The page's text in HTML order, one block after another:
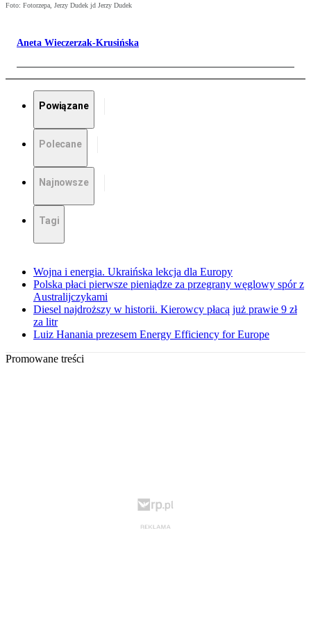
Foto: Fotorzepa, Jerzy Dudek jd Jerzy Dudek
Aneta Wieczerzak-Krusińska
Powiązane
Polecane
Najnowsze
Tagi
Wojna i energia. Ukraińska lekcja dla Europy
Polska płaci pierwsze pieniądze za przegrany węglowy spór z
Australijczykami
Diesel najdroższy w historii. Kierowcy płacą już prawie 9 zł
za litr
Luiz Hanania prezesem Energy Efficiency for Europe
Promowane treści